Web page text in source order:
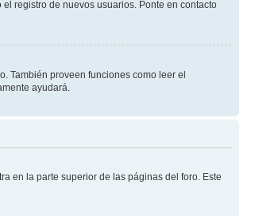
registro de nuevos usuarios. Ponte en contacto
También proveen funciones como leer el
ayudará.
en la parte superior de las páginas del foro. Este